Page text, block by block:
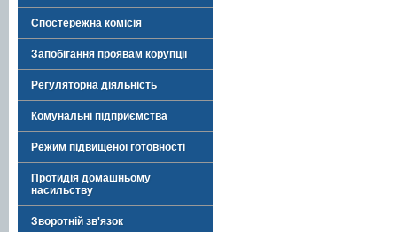
Спостережна комісія
Запобігання проявам корупції
Регуляторна діяльність
Комунальні підприємства
Режим підвищеної готовності
Протидія домашньому
насильству
Зворотній зв'язок